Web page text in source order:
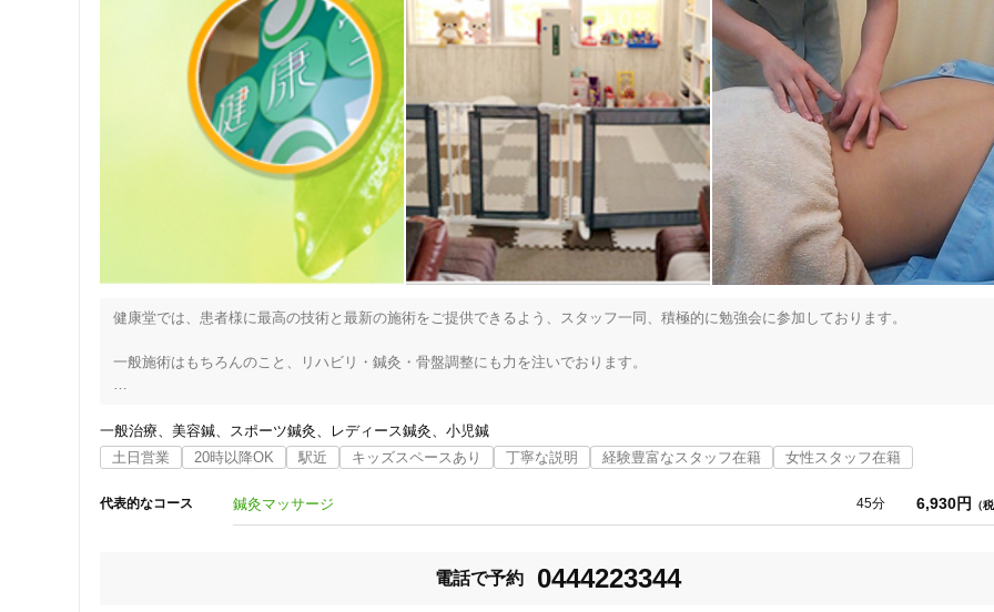
ジャンル
健康堂では、患者様に最高の技術と最新の施術をご提供できるよう、スタッフ一同、積極的に勉強会に参加しております。
一般施術はもちろんのこと、リハビリ・鍼灸・骨盤調整にも力を注いでおります。
れた患者様が元気になることのできる空間をつくり、患者様、一人一人の状態に合わせた施術を心がけております。
■駅から10秒！急な症状から交通事故・労災事故もお任せ！
=============================================================
一般治療 美容鍼 スポーツ鍼灸 レディース鍼灸
小児鍼
土日営業
20時以降OK 駅近 キッズスペースあり 丁寧な説明 経験豊富なスタッフ在籍 女性スタッフ在籍
代表的なコース 鍼灸マッサージ 45分 6,930円 （
電話で予約 0444223344